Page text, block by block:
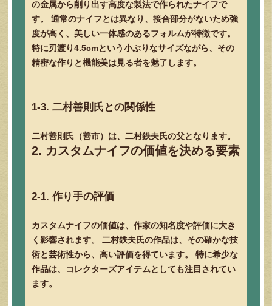
の金属から削り出す高度な製法で作られたナイフで
す。 通常のナイフとは異なり、接合部分がないため強
度が高く、美しい一体感のあるフォルムが特徴です。
特に刃渡り4.5cmという小ぶりなサイズながら、その
精密な作りと機能美は見る者を魅了します。
1-3. 二村善則氏との関係性
二村善則氏（善市）は、二村鉄夫氏の父となります。
2. カスタムナイフの価値を決める要素
2-1. 作り手の評価
カスタムナイフの価値は、作家の知名度や評価に大き
く影響されます。 二村鉄夫氏の作品は、その確かな技
術と芸術性から、高い評価を得ています。 特に希少な
作品は、コレクターズアイテムとしても注目されてい
ます。